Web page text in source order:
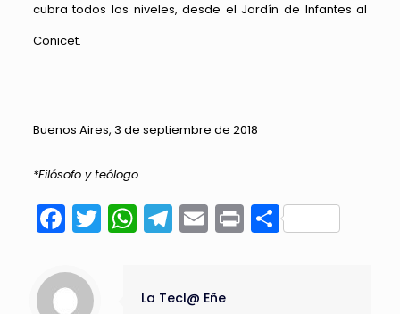
cubra todos los niveles, desde el Jardín de Infantes al
Conicet.
Buenos Aires, 3 de septiembre de 2018
*Filósofo y teólogo
Facebook
Twitter
WhatsApp
Telegram
Email
Print
La Tecl@ Eñe